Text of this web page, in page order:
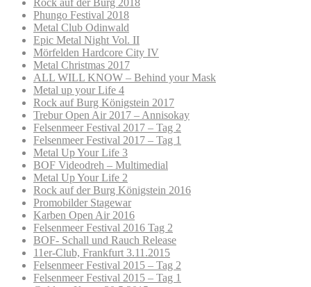
Rock auf der Burg 2018
Phungo Festival 2018
Metal Club Odinwald
Epic Metal Night Vol. II
Mörfelden Hardcore City IV
Metal Christmas 2017
ALL WILL KNOW – Behind your Mask
Metal up your Life 4
Rock auf Burg Königstein 2017
Trebur Open Air 2017 – Annisokay
Felsenmeer Festival 2017 – Tag 2
Felsenmeer Festival 2017 – Tag 1
Metal Up Your Life 3
BOF Videodreh – Multimedial
Metal Up Your Life 2
Rock auf der Burg Königstein 2016
Promobilder Stagewar
Karben Open Air 2016
Felsenmeer Festival 2016 Tag 2
BOF- Schall und Rauch Release
11er-Club, Frankfurt 3.11.2015
Felsenmeer Festival 2015 – Tag 2
Felsenmeer Festival 2015 – Tag 1